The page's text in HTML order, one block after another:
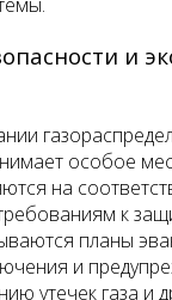
и
особое
на
к
планы
и
утечек газа и